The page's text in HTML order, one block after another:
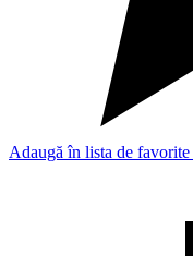
Adaugă în lista de favorite